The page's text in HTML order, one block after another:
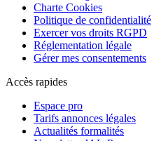
Charte Cookies
Politique de confidentialité
Exercer vos droits RGPD
Réglementation légale
Gérer mes consentements
Accès rapides
Espace pro
Tarifs annonces légales
Actualités formalités